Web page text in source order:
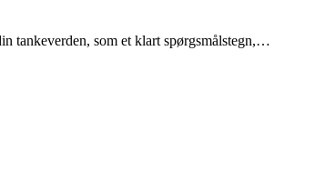
tankeverden, som et klart spørgsmålstegn,…